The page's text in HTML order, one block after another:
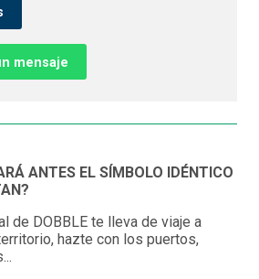
mensaje
ANTES EL SÍMBOLO IDÉNTICO
de DOBBLE te lleva de viaje a
hazte con los puertos,